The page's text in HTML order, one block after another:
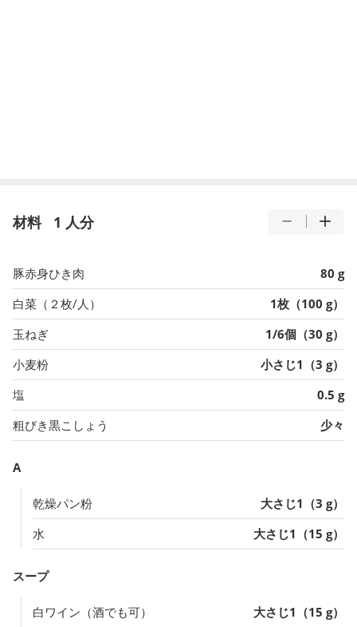
材料 1 人分
豚赤身ひき肉
80 g
白菜（２枚/人）
1枚（100 g）
玉ねぎ
1/6個（30 g）
小麦粉
小さじ1（3 g）
塩
0.5 g
粗びき黒こしょう
少々
A
乾燥パン粉
大さじ1（3 g）
水
大さじ1（15 g）
スープ
白ワイン（酒でも可）
大さじ1（15 g）